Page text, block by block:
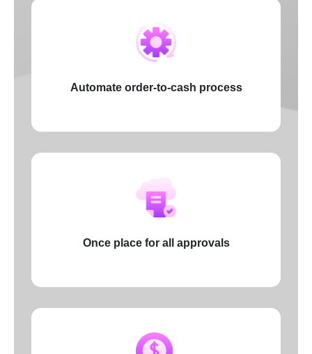
Automate order-to-cash process
Once place for all approvals